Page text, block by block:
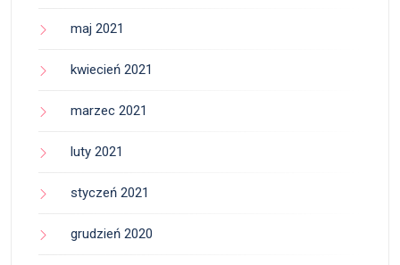
maj 2021
kwiecień 2021
marzec 2021
luty 2021
styczeń 2021
grudzień 2020